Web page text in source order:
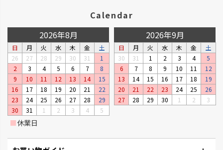
Calendar
2026年8月
日 月 火 水 木 金
土
26
27 28 29 30 31
1
2
3 4 5 6 7
8
9
10 11 12 13 14
15
16
17 18 19 20 21
22
23
24 25 26 27 28
29
30
31 1 2 3 4 5
2026年9月
日 月 火 水 木 金
土
30
31 1 2 3 4
5
6
7 8 9 10 11
12
13
14 15 16 17 18
19
20
21 22 23 24 25
26
27
28 29 30 1 2 3
■休業日